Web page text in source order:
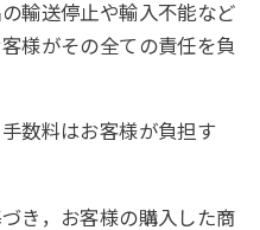
輸送停止や輸入不能など
様がその全ての責任を負
数料はお客様が負担す
き，お客様の購入した商